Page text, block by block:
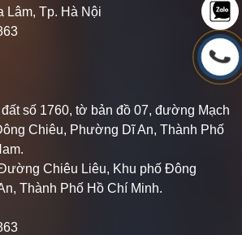
Lâm, Tp. Hà Nội
số 1760, tờ bản đồ 07, đường Mạch
Chiêu, Phường Dĩ An, Thành Phố
Chiêu Liêu, Khu phố Đông
Thành Phố Hồ Chí Minh.